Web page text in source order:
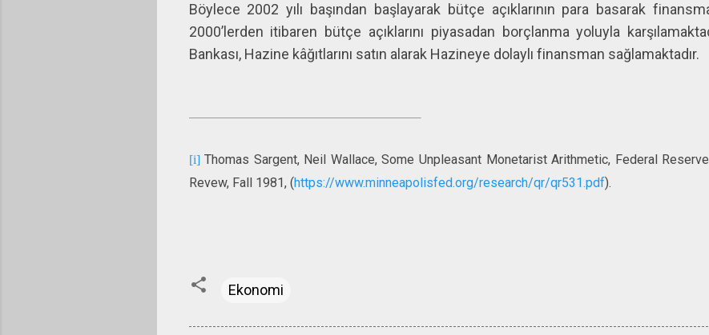
Böylece 2002 yılı başından başlayarak bütçe açıklarının para basarak
2000’lerden itibaren bütçe açıklarını piyasadan borçlanma yoluyla
Bankası, Hazine kâğıtlarını satın alarak Hazineye dolaylı finansman sağlamaktadır.
[i]Thomas Sargent, Neil Wallace, Some Unpleasant Monetarist Arithmetic, Federal
Revew, Fall 1981, (https://www.minneapolisfed.org/research/qr/qr531.pdf).
Ekonomi